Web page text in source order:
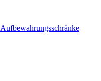
Aufbewahrungsschränke